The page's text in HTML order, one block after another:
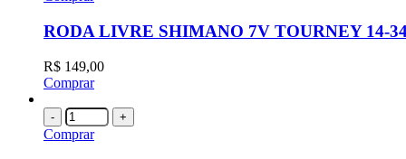
RODA LIVRE SHIMANO 7V TOURNEY 14-
R$ 149,00
Comprar
- +
Comprar